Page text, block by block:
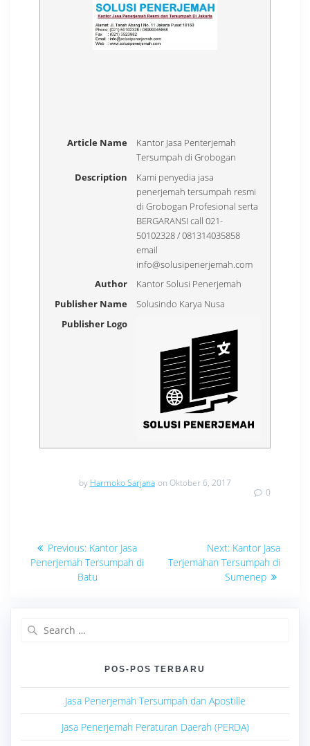
Article Name
Kantor Jasa Penterjemah
Tersumpah di Grobogan
Description
Kami penyedia jasa
penerjemah tersumpah resmi
di Grobogan Profesional serta
BERGARANSI call 021-
50102328 / 081314035858
email
info@solusipenerjemah.com
Author
Kantor Solusi Penerjemah
Publisher Name
Solusindo Karya Nusa
Publisher Logo
by Harmoko Sarjana on Oktober 6, 2017
0
Navigasi
pos
Previous: Previous
post:
Kantor Jasa
Penerjemah Tersumpah di
Batu
Next: Next
post:
Kantor Jasa
Terjemahan Tersumpah di
Sumenep
POS-POS TERBARU
Jasa Penerjemah Tersumpah dan Apostille
Jasa Penerjemah Peraturan Daerah (PERDA)